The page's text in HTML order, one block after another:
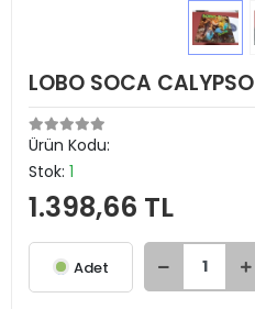
LOBO SOCA CALYPSO
Ürün Kodu:
Stok: 1
1.398,66 TL
Adet